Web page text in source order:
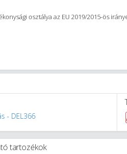
osztálya az EU 2019/2015-ös
- DEL366
tartozékok